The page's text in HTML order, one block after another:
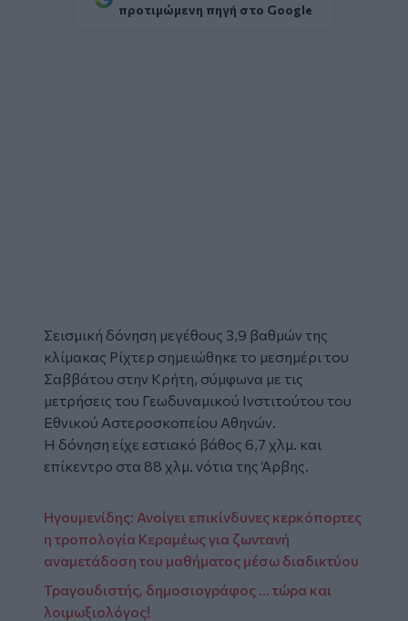
προτιμώμενη πηγή στο Google
Σεισμική δόνηση μεγέθους 3,9 βαθμών της
κλίμακας Ρίχτερ σημειώθηκε το μεσημέρι του
Σαββάτου στην Κρήτη, σύμφωνα με τις
μετρήσεις του Γεωδυναμικού Ινστιτούτου του
Εθνικού Αστεροσκοπείου Αθηνών.
Η δόνηση είχε εστιακό βάθος 6,7 χλμ. και
επίκεντρο στα 88 χλμ. νότια της Άρβης.
Ηγουμενίδης: Ανοίγει επικίνδυνες κερκόπορτες
η τροπολογία Κεραμέως για ζωντανή
αναμετάδοση του μαθήματος μέσω διαδικτύου
Τραγουδιστής, δημοσιογράφος ... τώρα και
λοιμωξιολόγος!